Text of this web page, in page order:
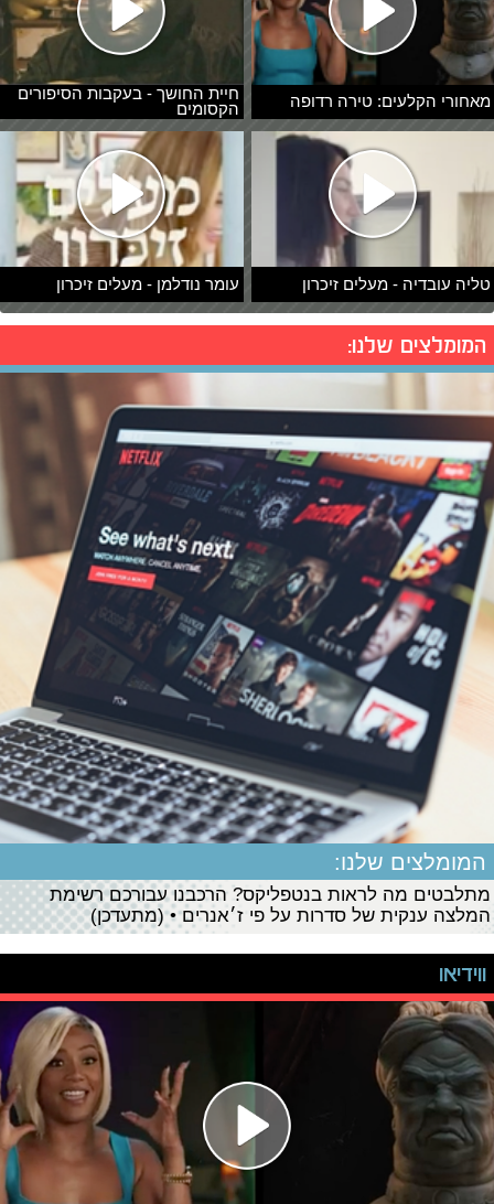
מאחורי הקלעים: טירה רדופה
חיית החושך - בעקבות הסיפורים
הקסומים
טליה עובדיה - מעלים זיכרון עומר נודלמן - מעלים זיכרון
המומלצים שלנו:
המומלצים שלנו:
מתלבטים מה לראות בנטפליקס? הרכבנו עבורכם רשימת
המלצה ענקית של סדרות על פי ז׳אנרים • (מתעדכן)
ווידיאו